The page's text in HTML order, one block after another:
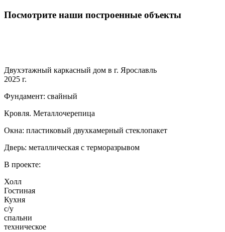
Посмотрите наши построенные объекты
Двухэтажный каркасный дом в г. Ярославль
2025 г.
Фундамент: свайный
Кровля. Металлочерепица
Окна: пластиковый двухкамерный стеклопакет
Дверь: металлическая с терморазрывом
В проекте:
Холл
Гостиная
Кухня
с/у
спальни
техническое